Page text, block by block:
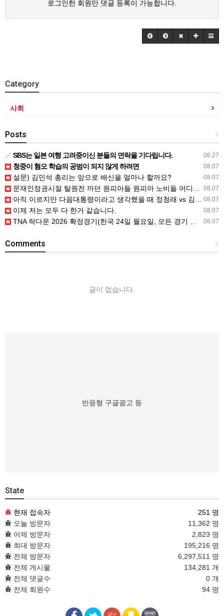
로그인한 회원만 댓글 등록이 가능합니다.
Category
사회
+
Posts
06.27
SBS는 일본 여행 고려중이신 분들의 연락을 기다립니다.
08.07
청중이 혐오 학습의 공범이 되지 않게 하려면
08.07
설문) 김민석 총리는 앞으로 배신을 얼마나 할까요?
08.07
문재인정권시절 탈원전 까던 원피아들 원피아 노비들 어디감?
08.07
아직 이르지만 다음대통령이라고 생각했을 때 정청래 vs 김민석
08.07
이제 저는 모두 다 한거 같습니다.
08.07
TNA 락다운 2026 확정경기(한국 24일 월요일, 모든 경기 철창 매
+
Comments
글이 없습니다.
반응형 구글광고 등
State
현재 접속자
251 명
오늘 방문자
11,362 명
어제 방문자
2,823 명
최대 방문자
195,216 명
전체 방문자
6,297,511 명
전체 게시물
134,281 개
전체 댓글수
0 개
전체 회원수
94 명